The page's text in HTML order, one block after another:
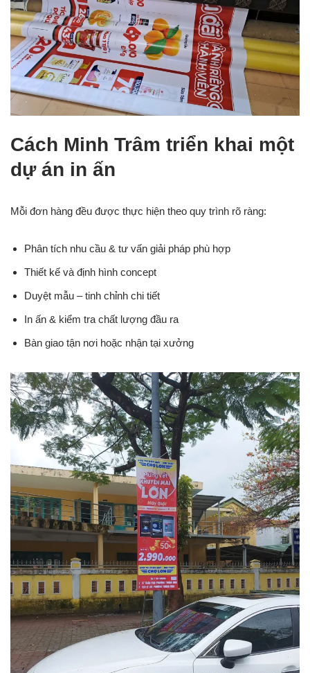
Cách Minh Trâm triển khai một
dự án in ấn
Mỗi đơn hàng đều được thực hiện theo quy trình rõ ràng:
Phân tích nhu cầu & tư vấn giải pháp phù hợp
Thiết kế và định hình concept
Duyệt mẫu – tinh chỉnh chi tiết
In ấn & kiểm tra chất lượng đầu ra
Bàn giao tận nơi hoặc nhận tại xưởng